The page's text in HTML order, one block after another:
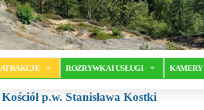
ATRAKCJE ROZRYWKA I USŁUGI KAMERY
Kościół p.w. Stanisława Kostki